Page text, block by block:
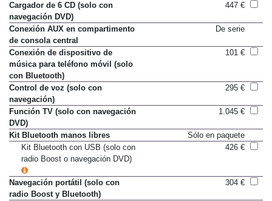
Cargador de 6 CD (solo con
navegación DVD)
447 €
Conexión AUX en compartimento
de consola central
De serie
Conexión de dispositivo de
música para teléfono móvil (solo
con Bluetooth)
101 €
Control de voz (solo con
navegación)
295 €
Función TV (solo con navegación
DVD)
1.045 €
Kit Bluetooth manos libres
Sólo en paquete
Kit Bluetooth con USB (solo con
radio Boost o navegación DVD)
426 €
Navegación portátil (solo con
radio Boost y Bluetooth)
304 €